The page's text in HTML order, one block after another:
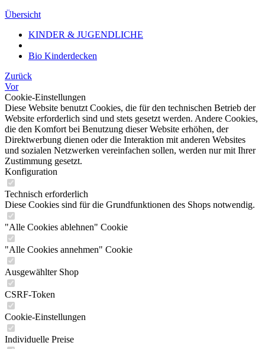
Übersicht
KINDER & JUGENDLICHE
Bio Kinderdecken
Zurück
Vor
Cookie-Einstellungen
Diese Website benutzt Cookies, die für den technischen Betrieb der
Website erforderlich sind und stets gesetzt werden. Andere Cookies,
die den Komfort bei Benutzung dieser Website erhöhen, der
Direktwerbung dienen oder die Interaktion mit anderen Websites
und sozialen Netzwerken vereinfachen sollen, werden nur mit Ihrer
Zustimmung gesetzt.
Konfiguration
Technisch erforderlich
Diese Cookies sind für die Grundfunktionen des Shops notwendig.
"Alle Cookies ablehnen" Cookie
"Alle Cookies annehmen" Cookie
Ausgewählter Shop
CSRF-Token
Cookie-Einstellungen
Individuelle Preise